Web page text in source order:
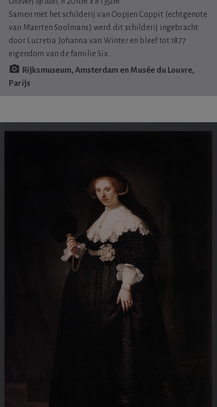
Samen met het schilderij van Oopjen Coppit (echtgenote
van Maerten Soolmans) werd dit schilderij ingebracht
door Lucretia Johanna van Winter en bleef tot 1877
eigendom van de familie Six.
Rijksmuseum, Amsterdam en Musée du Louvre,
Parijs